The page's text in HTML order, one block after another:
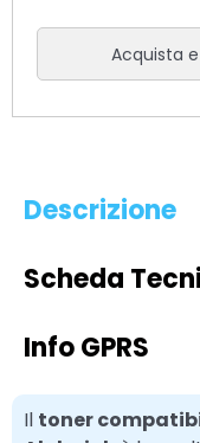
Acquista
Descrizione
Scheda
Info GPRS
Il toner